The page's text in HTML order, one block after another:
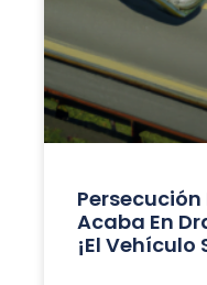
Acaba En
¡El Vehículo